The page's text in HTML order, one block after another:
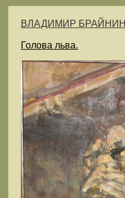
ВЛАДИМИР БРАЙНИН
Голова льва.